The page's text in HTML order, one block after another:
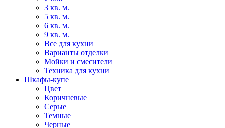
3 кв. м.
5 кв. м.
6 кв. м.
9 кв. м.
Все для кухни
Варианты отделки
Мойки и смесители
Техника для кухни
Шкафы-купе
Цвет
Коричневые
Серые
Темные
Черные